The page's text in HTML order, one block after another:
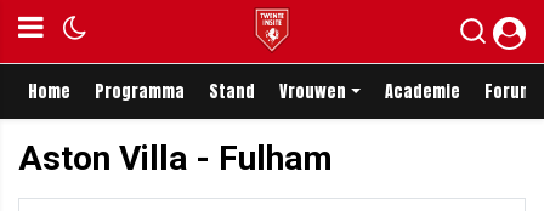
Home Programma Stand Vrouwen Academie Forum
Aston Villa - Fulham